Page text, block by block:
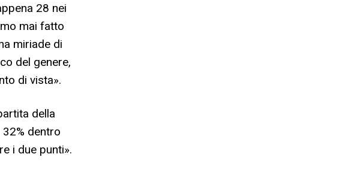
28 nei
mai fatto
miriade di
del genere,
di vista».
della
dentro
i due punti».